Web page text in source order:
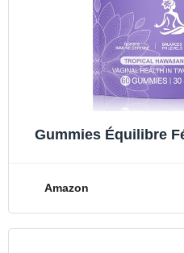
Gummies Équilibre
Amazon